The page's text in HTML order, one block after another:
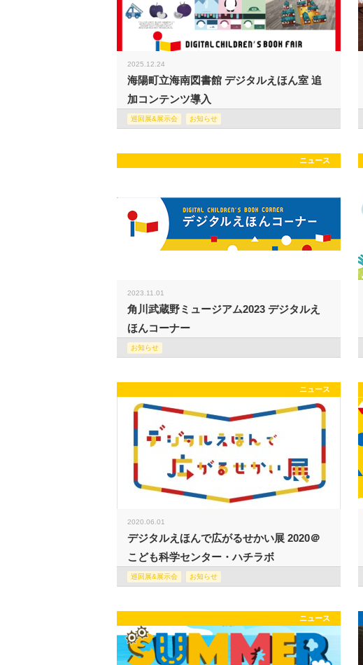
2025.12.24
海陽町立海南図書館 デジタルえほん室 追
加コンテンツ導入
巡回展&展示会 お知らせ
ニュース
2023.11.01
角川武蔵野ミュージアム2023 デジタルえ
ほんコーナー
お知らせ
ニュース
2020.06.01
デジタルえほんで広がるせかい展 2020＠
こども科学センター・ハチラボ
巡回展&展示会 お知らせ
ニュース